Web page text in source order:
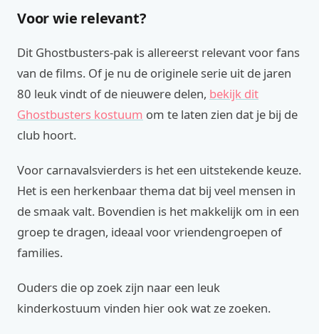
Voor wie relevant?
Dit Ghostbusters-pak is allereerst relevant voor fans
van de films. Of je nu de originele serie uit de jaren
80 leuk vindt of de nieuwere delen, bekijk dit
Ghostbusters kostuum om te laten zien dat je bij de
club hoort.
Voor carnavalsvierders is het een uitstekende keuze.
Het is een herkenbaar thema dat bij veel mensen in
de smaak valt. Bovendien is het makkelijk om in een
groep te dragen, ideaal voor vriendengroepen of
families.
Ouders die op zoek zijn naar een leuk
kinderkostuum vinden hier ook wat ze zoeken.